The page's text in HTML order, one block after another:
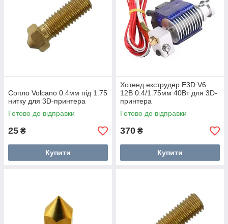
Сопло Volcano 0.4мм під 1.75
нитку для 3D-принтера
Готово до відправки
25 ₴
Купити
Хотенд екструдер E3D V6
12В 0.4/1.75мм 40Вт для 3D-
принтера
Готово до відправки
370 ₴
Купити